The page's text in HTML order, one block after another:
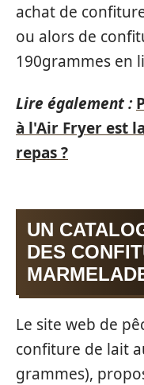
achat de
ou alors de
190grammes en
Lire également :
à l'Air Fryer est
repas ?
UN
DES
Le site web de
confiture de lait
grammes),